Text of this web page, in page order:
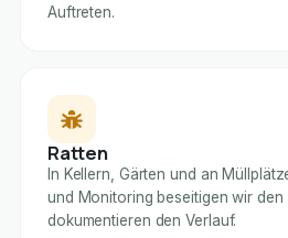
Auftreten.
Ratten
In Kellern, Gärten und an
und Monitoring beseitigen wir den
dokumentieren den Verlauf.